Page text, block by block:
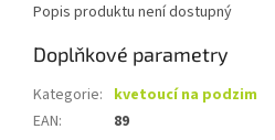
Popis produktu není dostupný
Doplňkové parametry
Kategorie: kvetoucí na podzim
EAN: 89